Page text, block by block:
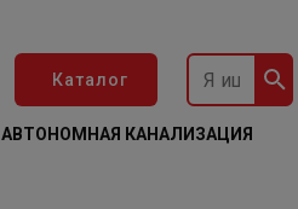
Каталог
АВТОНОМНАЯ КАНАЛИЗАЦИЯ